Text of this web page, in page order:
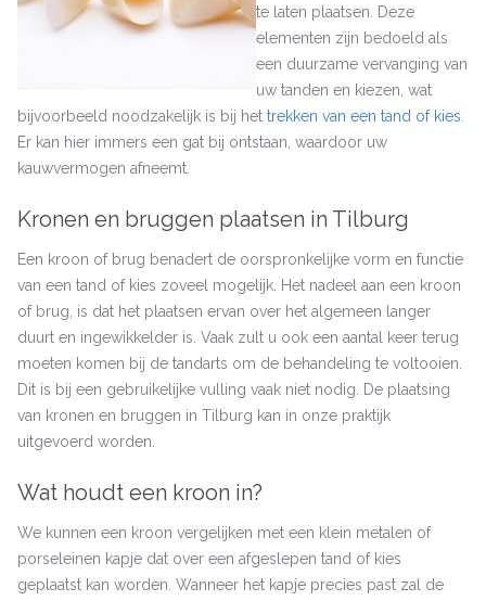
te laten plaatsen. Deze
elementen zijn bedoeld als
een duurzame vervanging van
uw tanden en kiezen, wat
bijvoorbeeld noodzakelijk is bij het trekken van een tand of kies
Er kan hier immers een gat bij ontstaan, waardoor uw
kauwvermogen afneemt.
Kronen en bruggen plaatsen in Tilburg
Een kroon of brug benadert de oorspronkelijke vorm en functie
van een tand of kies zoveel mogelijk. Het nadeel aan een kroon
of brug, is dat het plaatsen ervan over het algemeen langer
duurt en ingewikkelder is. Vaak zult u ook een aantal keer terug
moeten komen bij de tandarts om de behandeling te voltooien.
Dit is bij een gebruikelijke vulling vaak niet nodig. De plaatsing
van kronen en bruggen in Tilburg kan in onze praktijk
uitgevoerd worden.
Wat houdt een kroon in?
We kunnen een kroon vergelijken met een klein metalen of
porseleinen kapje dat over een afgeslepen tand of kies
geplaatst kan worden. Wanneer het kapje precies past zal de